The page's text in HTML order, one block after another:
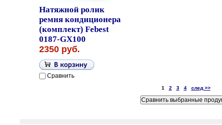
Натяжной ролик
ремня кондиционера
(комплект) Febest
0187-GX100
2350 руб.
Сравнить
1 2 3 4 след >>